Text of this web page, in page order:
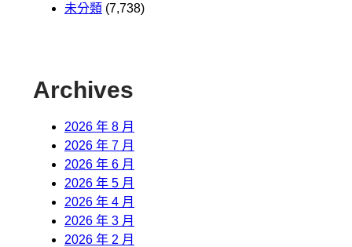
未分類 (7,738)
Archives
2026 年 8 月
2026 年 7 月
2026 年 6 月
2026 年 5 月
2026 年 4 月
2026 年 3 月
2026 年 2 月